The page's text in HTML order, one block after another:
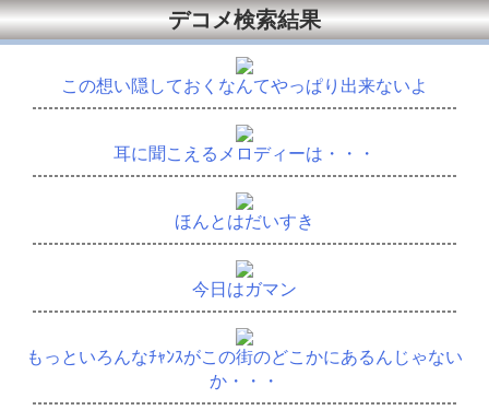
デコメ検索結果
この想い隠しておくなんてやっぱり出来ないよ
耳に聞こえるメロディーは・・・
ほんとはだいすき
今日はガマン
もっといろんなﾁｬﾝｽがこの街のどこかにあるんじゃない
か・・・